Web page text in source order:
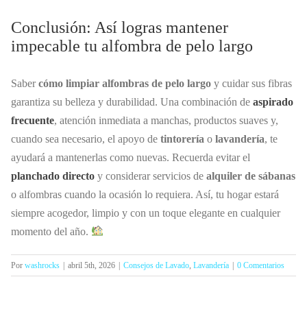
Conclusión: Así logras mantener
impecable tu alfombra de pelo largo
Sabercómo limpiar alfombras de pelo largo y cuidar sus fibras
garantiza su belleza y durabilidad. Una combinación de aspirado
frecuente, atención inmediata a manchas, productos suaves y,
cuando sea necesario, el apoyo de tintorería o lavandería, te
ayudará a mantenerlas como nuevas. Recuerda evitar el
planchado directo y considerar servicios de alquiler de sábanas
o alfombras cuando la ocasión lo requiera. Así, tu hogar estará
siempre acogedor, limpio y con un toque elegante en cualquier
momento del año.
Por washrocks | abril 5th, 2026 | Consejos de Lavado, Lavandería | 0 Comentarios